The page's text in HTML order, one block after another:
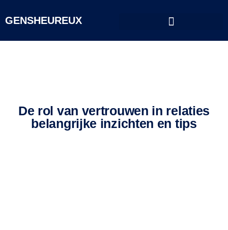
GENSHEUREUX
De rol van vertrouwen in relaties
belangrijke inzichten en tips